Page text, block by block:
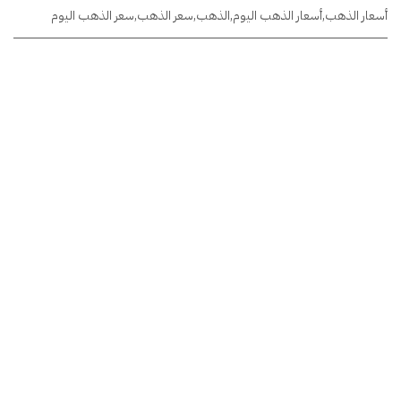
أسعار الذهب,أسعار الذهب اليوم,الذهب,سعر الذهب,سعر الذهب اليوم